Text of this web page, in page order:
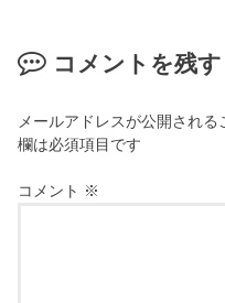
コメントを残す
メールアドレスが公開される
欄は必須項目です
コメント ※